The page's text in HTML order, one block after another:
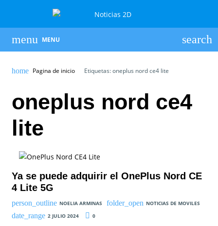
MENU
Pagina de inicio Etiquetas: oneplus nord ce4 lite
oneplus nord ce4
lite
Ya se puede adquirir el OnePlus Nord CE
4 Lite 5G
NOELIA ARMINAS
NOTICIAS DE MOVILES
2 JULIO 2024
0